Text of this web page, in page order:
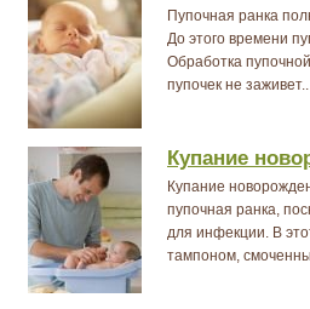
Пупочная ранка
До этого времени
Обработка
пупочек не
Купание
Купание
пупочная ранка,
для инфекции. В
тампоном,